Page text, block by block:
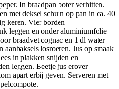
In braadpan boter verhitten.
met deksel schuin op pan in ca. 40
keren. Vier borden
leggen en onder aluminiumfolie
braadvet cognac en 1 dl water
aanbaksels losroeren. Jus op smaak
in plakken snijden en
leggen. Beetje jus erover
apart erbij geven. Serveren met